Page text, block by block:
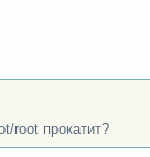
root прокатит?